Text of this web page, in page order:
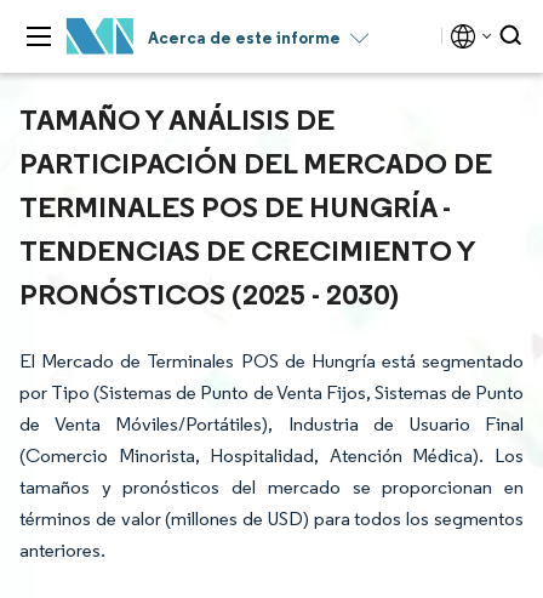
Acerca de este informe
TAMAÑO Y ANÁLISIS DE
PARTICIPACIÓN DEL MERCADO DE
TERMINALES POS DE HUNGRÍA -
TENDENCIAS DE CRECIMIENTO Y
PRONÓSTICOS (2025 - 2030)
El Mercado de Terminales POS de Hungría está segmentado
por Tipo (Sistemas de Punto de Venta Fijos, Sistemas de Punto
de Venta Móviles/Portátiles), Industria de Usuario Final
(Comercio Minorista, Hospitalidad, Atención Médica). Los
tamaños y pronósticos del mercado se proporcionan en
términos de valor (millones de USD) para todos los segmentos
anteriores.